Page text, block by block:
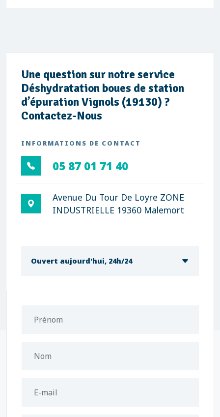
Une question sur notre service
Déshydratation boues de station
d’épuration Vignols (19130) ?
Contactez-Nous
INFORMATIONS DE CONTACT
05 87 01 71 40
Avenue Du Tour De Loyre ZONE
INDUSTRIELLE 19360 Malemort
Ouvert aujourd'hui, 24h/24
Prénom
Nom
E-mail